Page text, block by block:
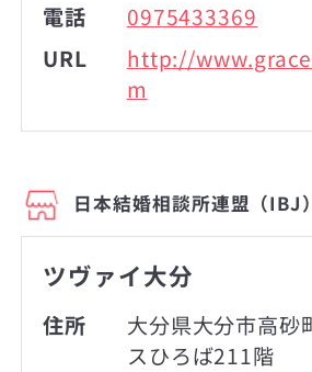
電話
0975433369
URL
http://
m
日本結婚相談所連盟（IBJ）
ツヴァイ大分
住所
大分県大分市高砂
スひろば211階